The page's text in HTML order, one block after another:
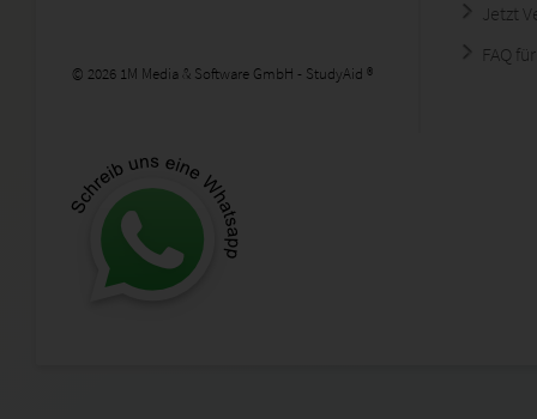
© 2026 1M Media & Software GmbH - StudyAid ®
Jetzt
FAQ